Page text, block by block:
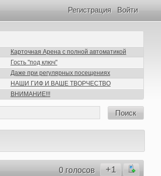
Войти
Регистрация
Карточная Арена с полной автоматикой
Гость "под ключ"
Даже при регулярных посещениях
НАШИ ГИФ И ВАШЕ ТВОРЧЕСТВО
ВНИМАНИЕ!!!
Поиск
+1
0 голосов